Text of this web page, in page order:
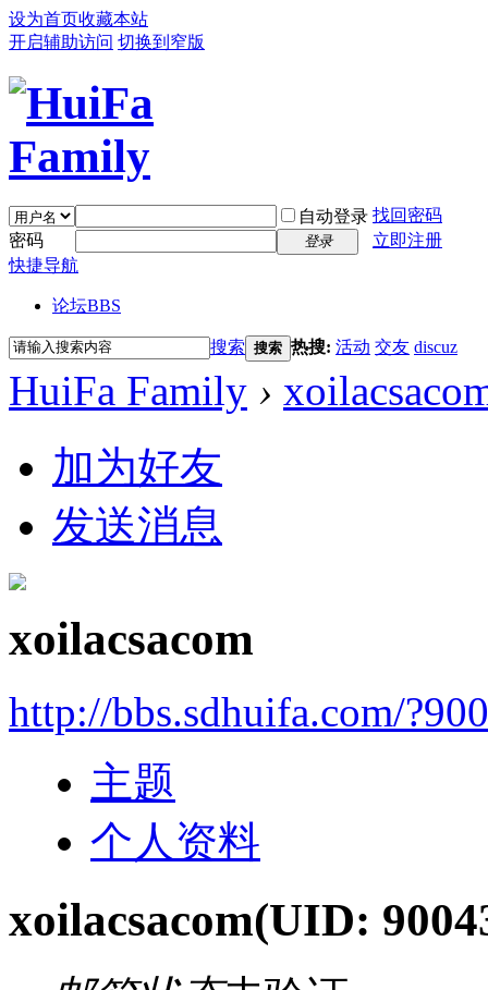
设为首页收藏本站
开启辅助访问 切换到窄版
自动登录 找回密码
密码
登录
立即注册
快捷导航
论坛BBS
搜索 搜索 热搜: 活动 交友 discuz
HuiFa Family ›
加为好友
发送消息
xoilacsacom
http://bbs.sdhuifa.com/
主题
个人资料
xoilacsacom(UID: